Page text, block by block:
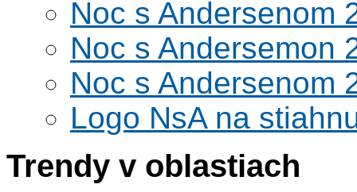
Noc s Andersenom
Noc s Andersemon
Noc s Andersenom
Logo NsA na
Trendy v oblastiach